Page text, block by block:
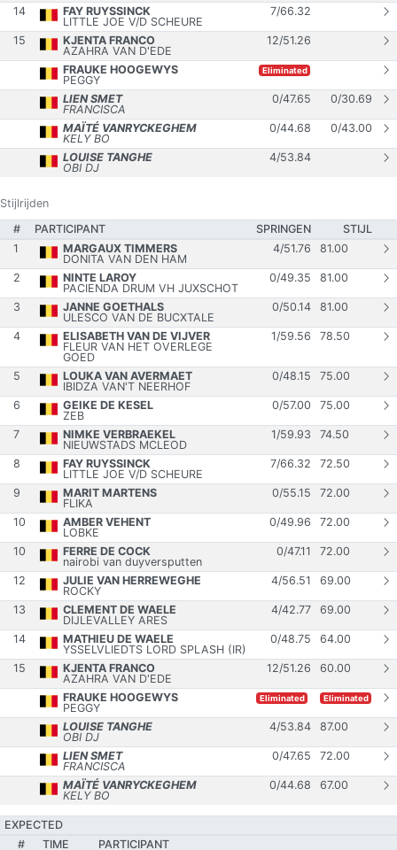
14
FAY RUYSSINCK
LITTLE JOE V/D SCHEURE
7/66.32
15
KJENTA FRANCO
AZAHRA VAN D'EDE
12/51.26
FRAUKE HOOGEWYS
PEGGY
Eliminated
LIEN SMET
FRANCISCA
0/47.65 0/30.69
MAÏTÉ VANRYCKEGHEM
KELY BO
0/44.68 0/43.00
LOUISE TANGHE
OBI DJ
4/53.84
Stijlrijden
#
PARTICIPANT SPRINGEN
STIJL
1
MARGAUX TIMMERS
DONITA VAN DEN HAM
4/51.76 81.00
2
NINTE LAROY
PACIENDA DRUM VH JUXSCHOT
0/49.35 81.00
3
JANNE GOETHALS
ULESCO VAN DE BUCXTALE
0/50.14 81.00
4
ELISABETH VAN DE VIJVER
FLEUR VAN HET OVERLEGE
GOED
1/59.56 78.50
5
LOUKA VAN AVERMAET
IBIDZA VAN'T NEERHOF
0/48.15 75.00
6
GEIKE DE KESEL
ZEB
0/57.00 75.00
7
NIMKE VERBRAEKEL
NIEUWSTADS MCLEOD
1/59.93 74.50
8
FAY RUYSSINCK
LITTLE JOE V/D SCHEURE
7/66.32 72.50
9
MARIT MARTENS
FLIKA
0/55.15 72.00
10
AMBER VEHENT
LOBKE
0/49.96 72.00
10
FERRE DE COCK
nairobi van duyversputten
0/47.11 72.00
12
JULIE VAN HERREWEGHE
ROCKY
4/56.51 69.00
13
CLEMENT DE WAELE
DIJLEVALLEY ARES
4/42.77 69.00
14
MATHIEU DE WAELE
YSSELVLIEDTS LORD SPLASH (IR)
0/48.75 64.00
15
KJENTA FRANCO
AZAHRA VAN D'EDE
12/51.26 60.00
FRAUKE HOOGEWYS
PEGGY
Eliminated Eliminated
LOUISE TANGHE
OBI DJ
4/53.84 87.00
LIEN SMET
FRANCISCA
0/47.65 72.00
MAÏTÉ VANRYCKEGHEM
KELY BO
0/44.68 67.00
EXPECTED
#
TIME PARTICIPANT